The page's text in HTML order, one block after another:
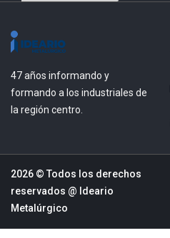
47 años informando y
formando a los industriales de
la región centro.
2026 © Todos los derechos
reservados @ Ideario
Metalúrgico